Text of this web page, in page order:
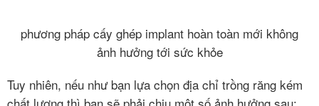
phương pháp cấy ghép implant hoàn toàn mới không
ảnh hưởng tới sức khỏe
Tuy nhiên, nếu như bạn lựa chọn địa chỉ trồng răng kém